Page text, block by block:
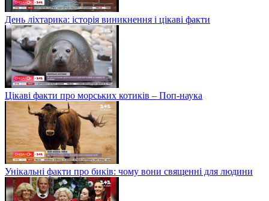
День ліхтарика: історія виникнення і цікаві факти
Цікаві факти про морських котиків – Поп-наука
Унікальні факти про биків: чому вони священні для людини